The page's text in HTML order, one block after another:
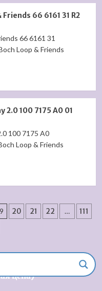
66 6161 31 R2
66 6161 31
Loop & Friends
2.0 100 7175 A0 01
100 7175 A0
Loop & Friends
20 21 22 …
111
Timo Briana SX-
цена)